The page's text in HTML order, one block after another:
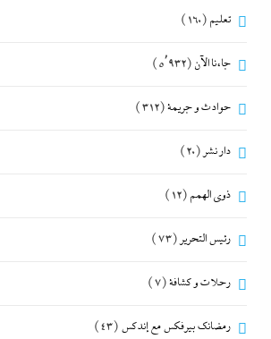
تعليم (160)
جاءنا الآن (5٬932)
حوادث و جريمة(312)
دار نشر (20)
ذوى الهمم (12)
رئيس التحرير (73)
رحلات و كشافة(7)
رمضانك بيرفكس مع إندكس (43)